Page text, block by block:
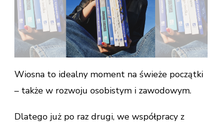
Wiosna to idealny moment na świeże początki
– także w rozwoju osobistym i zawodowym.
Dlatego już po raz drugi, we współpracy z